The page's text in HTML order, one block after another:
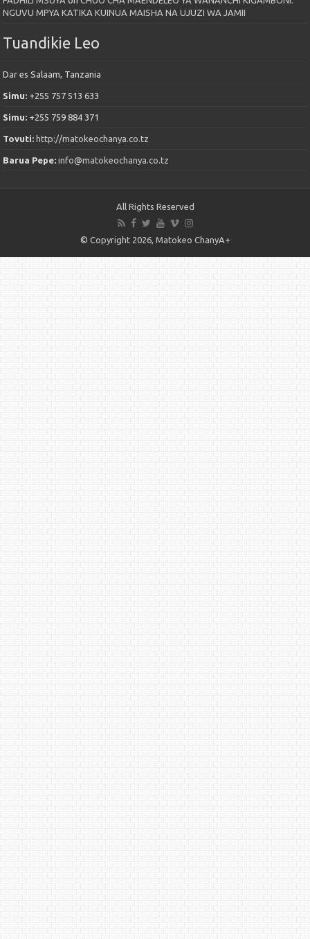
NGUVU MPYA KATIKA KUINUA MAISHA NA UJUZI WA JAMII
Tuandikie Leo
Dar es Salaam, Tanzania
Simu: +255 757 513 633
Simu: +255 759 884 371
Tovuti:http://matokeochanya.co.tz
Barua Pepe:info@matokeochanya.co.tz
All Rights Reserved
© Copyright 2026, Matokeo ChanyA+